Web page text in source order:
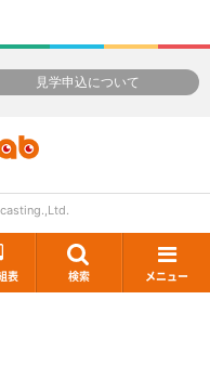
表 検索 メニュー
見学申込について